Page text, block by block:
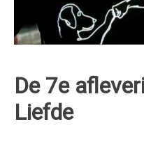
De 7e
Liefde